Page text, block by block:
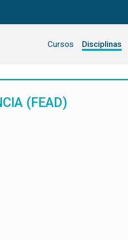
Cursos Disciplinas
(FEAD)